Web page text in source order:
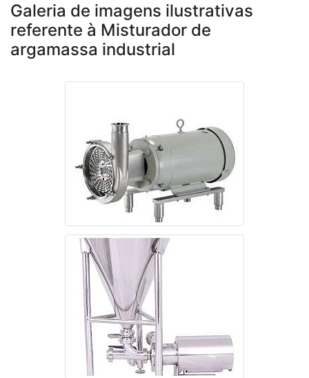
Galeria de imagens ilustrativas
referente à Misturador de
argamassa industrial